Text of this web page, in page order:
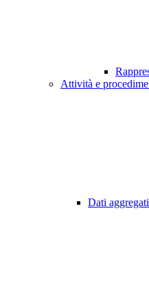
Attività e
Dati